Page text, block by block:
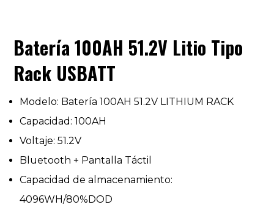
Batería 100AH 51.2V Litio Tipo
Rack USBATT
Modelo: Batería 100AH 51.2V LITHIUM RACK
Capacidad: 100AH
Voltaje: 51.2V
Bluetooth + Pantalla Táctil
Capacidad de almacenamiento:
4096WH/80%DOD